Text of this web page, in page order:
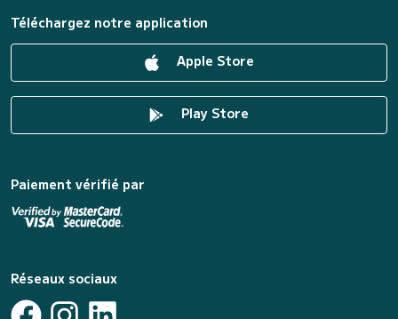
Téléchargez notre application
Apple Store
Play Store
Paiement vérifié par
Réseaux sociaux